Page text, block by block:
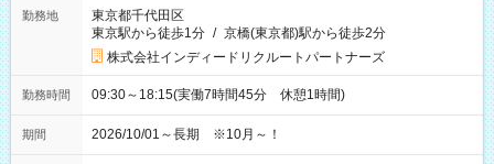
勤務地
東京都千代田区
東京駅から徒歩1分 / 京橋(東京都)駅から徒歩2分
株式会社インディードリクルートパートナーズ
勤務時間 09:30～18:15(実働7時間45分 休憩1時間)
期間 2026/10/01～長期 ※10月～！